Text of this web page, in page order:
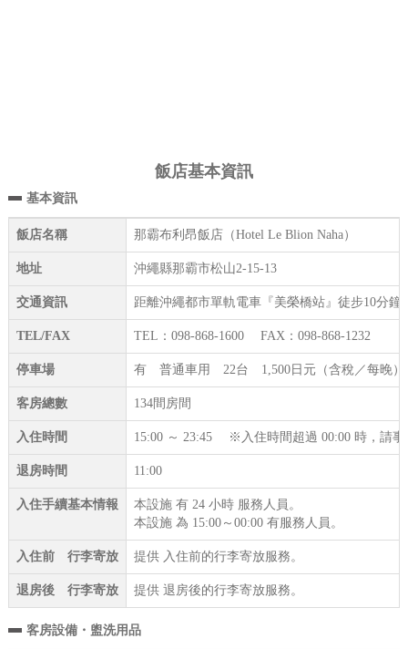
飯店基本資訊
基本資訊
飯店名稱 那霸布利昂飯店（Hotel Le Blion Naha）
地址 沖繩縣那霸市松山2-15-13
交通資訊 距離沖繩都市單軌電車『美榮橋站』徒步10分
TEL/FAX TEL：098-868-1600 FAX：098-868-1232
停車場 有 普通車用 22台 1,500日元（含稅／每晚
客房總數 134間房間
入住時間 15:00 ～ 23:45 ※入住時間超過 00:00 時，請事
退房時間 11:00
入住手續基本情報
本設施 有 24 小時 服務人員。
本設施 為 15:00～00:00 有服務人員。
入住前 行李寄放 提供 入住前的行李寄放服務。
退房後 行李寄放 提供 退房後的行李寄放服務。
客房設備・盥洗用品